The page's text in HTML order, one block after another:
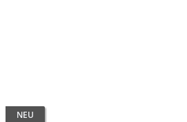
NEU